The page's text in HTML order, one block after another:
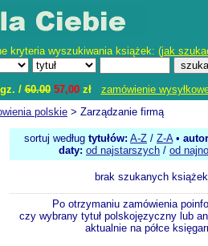
kryteria wyszukiwania książek: (jak
/60.00 57,00zł
zamówienie
polskie > Zarządzanie firmą
sortuj według tytułów: A-Z / Z-A•
daty: od najstarszych / od
brak szukanych książek
Po otrzymaniu zamówienia
czy wybrany tytuł polskojęzyczny lub
aktualnie na półce